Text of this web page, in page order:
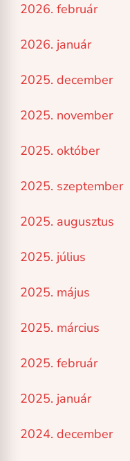
2026. február
2026. január
2025. december
2025. november
2025. október
2025. szeptember
2025. augusztus
2025. július
2025. május
2025. március
2025. február
2025. január
2024. december